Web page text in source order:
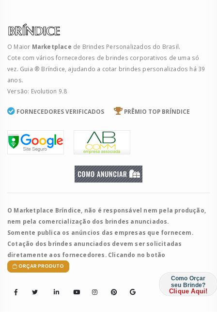
O Maior Marketplace de Brindes Personalizados do Brasil.
Cote com vários fornecedores de brindes corporativos de uma só
vez. Guia ® Bríndice, ajudando a cotar brindes personalizados há 39
anos.
Versão: Evolution 9.8
FORNECEDORES VERIFICADOS PRÊMIO TOP BRÍNDICE
O Marketplace Bríndice, não é responsável nem pela produção,
nem pela comercialização dos brindes anunciados.
Somente publica os anúncios das empresas que fornecem.
Cotação dos brindes anunciados devem ser solicitadas
diretamente aos fornecedores. Clicando no botão
ORÇAR PRODUTO
Como Orçar
seu Brinde?
Clique Aqui!